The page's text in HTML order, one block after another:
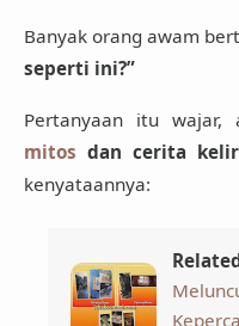
Banyak orang awam
seperti ini?”
Pertanyaan itu wajar,
mitos dan cerita
kenyataannya: